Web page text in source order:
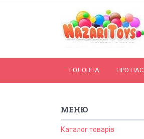
ГОЛОВНА ПРО НАС
Каталог товарів